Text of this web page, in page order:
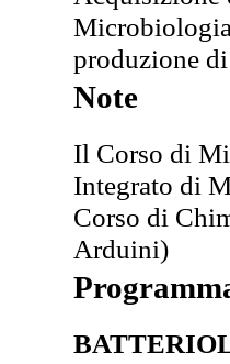
produzione
Note
Il Corso di
Integrato di
Corso di
Arduini)